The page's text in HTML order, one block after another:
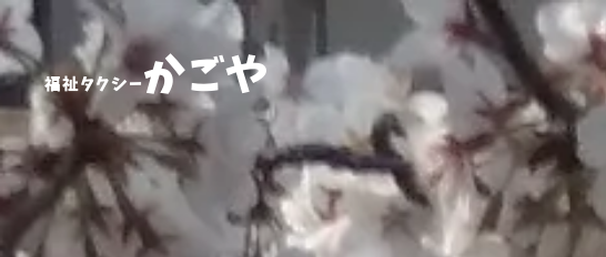
福祉タクシーかごや